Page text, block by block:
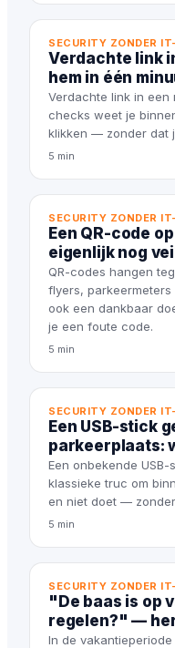
SECURITY ZONDER
Verdachte link
hem in één
Verdachte link in een
checks weet je
klikken — zonder dat
5 min
SECURITY ZONDER
Een QR-code
eigenlijk nog
QR-codes hangen
flyers,
ook een dankbaar
je een foute code.
5 min
SECURITY ZONDER
Een USB-stick
parkeerplaats:
Een onbekende
klassieke truc om
en niet doet —
5 min
SECURITY ZONDER
"De baas is op
regelen?" —
In de